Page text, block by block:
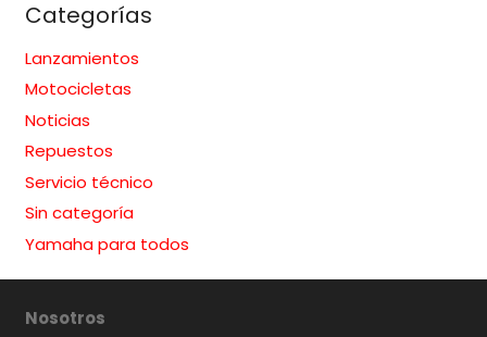
Categorías
Lanzamientos
Motocicletas
Noticias
Repuestos
Servicio técnico
Sin categoría
Yamaha para todos
Nosotros